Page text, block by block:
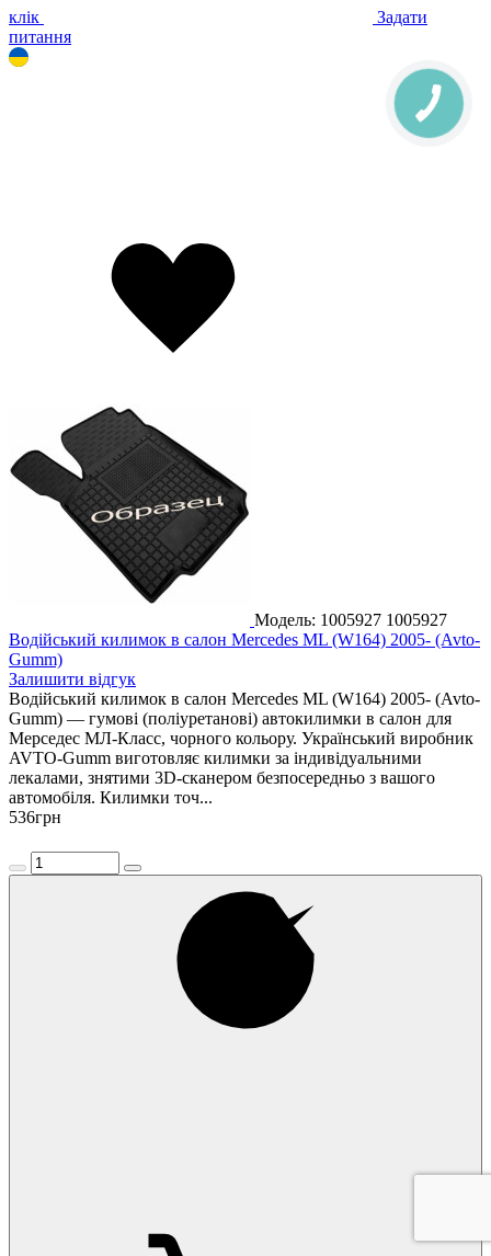
клік
Задати
питання
Модель: 1005927 1005927
Водійський килимок в салон Mercedes ML (W164) 2005- (Avto-
Gumm)
Залишити відгук
Водійський килимок в салон Mercedes ML (W164) 2005- (Avto-
Gumm) — гумові (поліуретанові) автокилимки в салон для
Мерседес МЛ-Класс, чорного кольору. Український виробник
AVTO-Gumm виготовляє килимки за індивідуальними
лекалами, знятими 3D-сканером безпосередньо з вашого
автомобіля. Килимки точ...
536грн